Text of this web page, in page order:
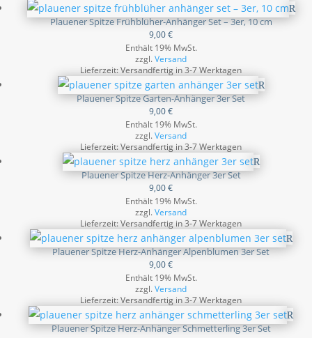
Plauener Spitze Frühblüher-Anhänger Set – 3er, 10 cm
9,00€
Enthält 19% MwSt.
zzgl.Versand
Lieferzeit: Versandfertig in 3-7 Werktagen
Plauener Spitze Garten-Anhänger 3er Set
9,00€
Enthält 19% MwSt.
zzgl.Versand
Lieferzeit: Versandfertig in 3-7 Werktagen
Plauener Spitze Herz-Anhänger 3er Set
9,00€
Enthält 19% MwSt.
zzgl.Versand
Lieferzeit: Versandfertig in 3-7 Werktagen
Plauener Spitze Herz-Anhänger Alpenblumen 3er Set
9,00€
Enthält 19% MwSt.
zzgl.Versand
Lieferzeit: Versandfertig in 3-7 Werktagen
Plauener Spitze Herz-Anhänger Schmetterling 3er Set